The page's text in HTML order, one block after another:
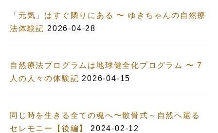
「元気」はすぐ隣りにある 〜 ゆきちゃんの自然療
法体験記 2026-04-28
自然療法プログラムは地球健全化プログラム 〜 7
人の人々の体験記 2026-04-15
同じ時を生きる全ての魂へ〜散骨式～自然へ還る
セレモニー【後編】
2024-02-12